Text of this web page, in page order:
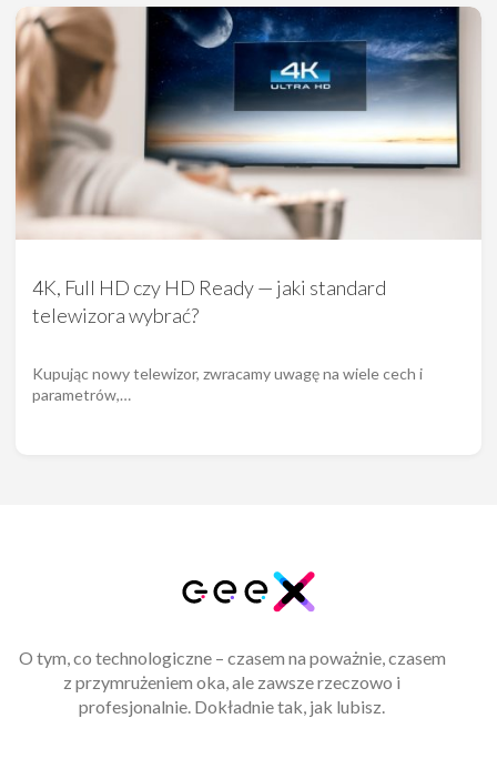
4K, Full HD czy HD Ready — jaki standard
telewizora wybrać?
Kupując nowy telewizor, zwracamy uwagę na wiele cech i
parametrów,…
O tym, co technologiczne – czasem na poważnie, czasem
z przymrużeniem oka, ale zawsze rzeczowo i
profesjonalnie. Dokładnie tak, jak lubisz.